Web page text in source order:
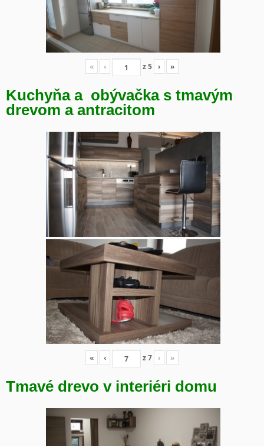
« ‹ z5 › »
Kuchyňa a obývačka s tmavým
drevom a antracitom
« ‹ z7 › »
Tmavé drevo v interiéri domu